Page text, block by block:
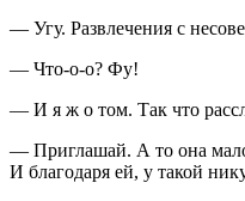
— Угу. Развлечения с не
— Что-о-о? Фу!
— И я ж о том. Так что
— Приглашай. А то она мало
И благодаря ей, у такой